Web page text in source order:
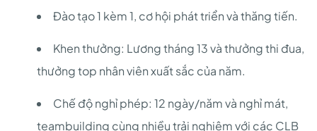
Đào tạo 1 kèm 1, cơ hội phát triển và thăng tiến.
Khen thưởng: Lương tháng 13 và thưởng thi đua,
thưởng top nhân viên xuất sắc của năm.
Chế độ nghỉ phép: 12 ngày/năm và nghỉ mát,
teambuilding cùng nhiều trải nghiệm với các CLB